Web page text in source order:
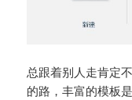
总跟着别人走肯定
的路，丰富的模板